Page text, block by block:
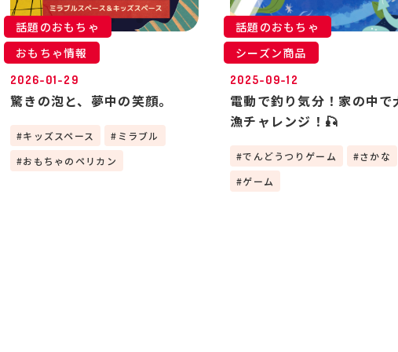
話題のおもちゃ
おもちゃ情報
2026-01-29
驚きの泡と、夢中の笑顔。
キッズスペース
ミラブル
おもちゃのペリカン
話題のおもちゃ
シーズン商品
2025-09-12
電動で釣り気分！家の中で
漁チャレンジ！🎣
でんどうつりゲーム
さかな
ゲーム